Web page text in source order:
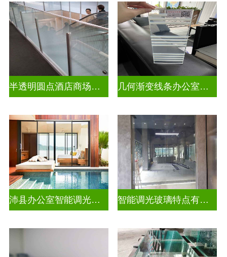
半透明圆点酒店商场彩色渐变玻璃 几何渐变线条办公室彩色渐变玻璃
沛县办公室智能调光玻璃厂商 智能调光玻璃特点有哪些方面